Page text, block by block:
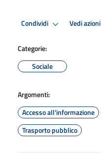
Condividi Vedi azioni
Categorie:
Sociale
Argomenti:
Accesso all'informazione
Trasporto pubblico